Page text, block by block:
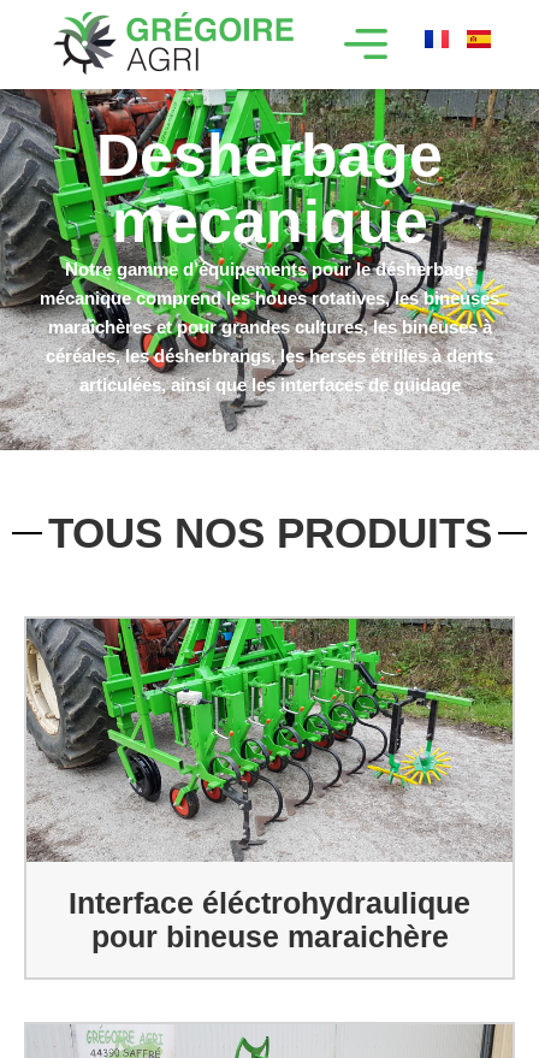
Desherbage
mecanique
Notre gamme d’équipements pour le désherbage
mécanique comprend les houes rotatives, les bineuses
maraîchères et pour grandes cultures, les bineuses à
céréales, les désherbrangs, les herses étrilles à dents
articulées, ainsi que les interfaces de guidage
TOUS NOS PRODUITS
Interface éléctrohydraulique
pour bineuse maraichère